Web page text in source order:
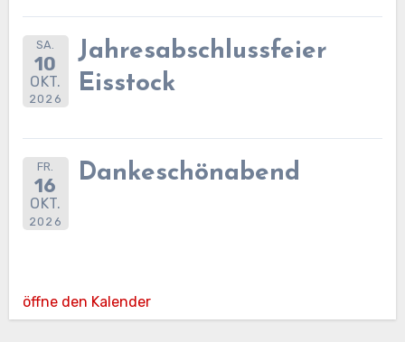
SA.
10
OKT.
2026
Jahresabschlussfeier
Eisstock
FR.
16
OKT.
2026
Dankeschönabend
öffne den Kalender